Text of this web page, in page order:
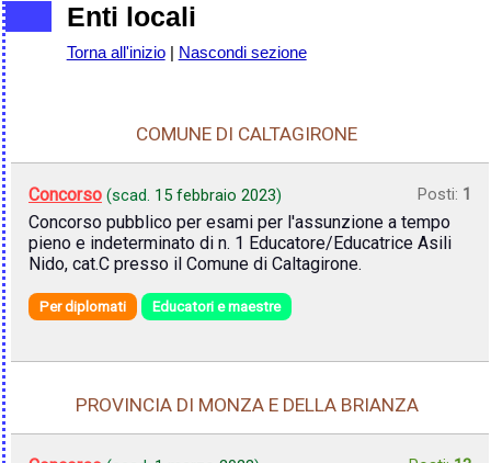
Enti locali
Torna all'inizio| Nascondi sezione
COMUNE DI CALTAGIRONE
Concorso (scad. 15 febbraio 2023) Posti: 1
Concorso pubblico per esami per l'assunzione a tempo
pieno e indeterminato di n. 1 Educatore/Educatrice Asili
Nido, cat.C presso il Comune di Caltagirone.
Per diplomati Educatori e maestre
PROVINCIA DI MONZA E DELLA BRIANZA